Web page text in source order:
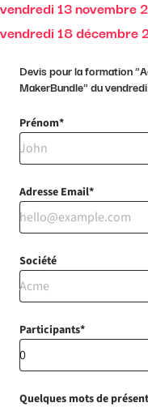
vendredi 13 novembre
vendredi 18 décembre
Devis pour la formation
MakerBundle" du
Prénom
Adresse Email
Société
Participants
Quelques mots de